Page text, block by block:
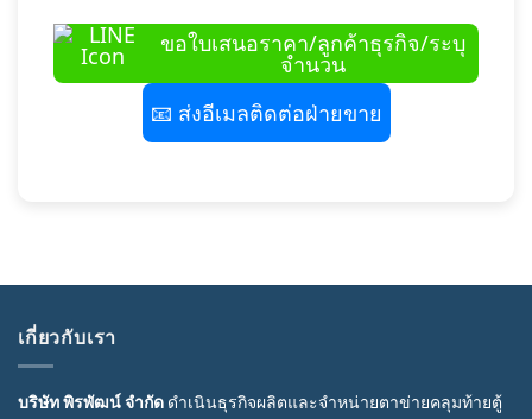
ขอใบเสนอราคา/ลูกค้าธุรกิจ/ระบุ
จำนวน
📧 ส่งอีเมลติดต่อฝ่ายขาย
เกี่ยวกับเรา
บริษัท พิรพัฒน์ จำกัด ดำเนินธุรกิจผลิตและจำหน่ายตาข่ายคลุมท้ายตู้